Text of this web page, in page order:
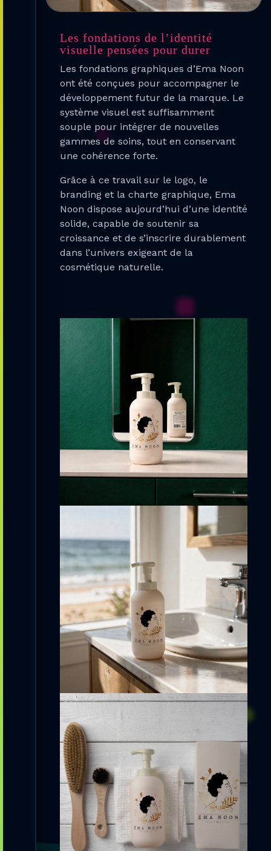
Les fondations de l’identité
visuelle pensées pour durer
Les fondations graphiques d’Ema Noon
ont été conçues pour accompagner le
développement futur de la marque. Le
système visuel est suffisamment
souple pour intégrer de nouvelles
gammes de soins, tout en conservant
une cohérence forte.
Grâce à ce travail sur le logo, le
branding et la charte graphique, Ema
Noon dispose aujourd’hui d’une identité
solide, capable de soutenir sa
croissance et de s’inscrire durablement
dans l’univers exigeant de la
cosmétique naturelle.